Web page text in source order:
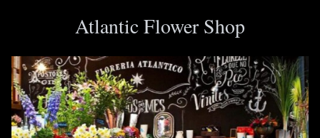
Atlantic Flower Shop